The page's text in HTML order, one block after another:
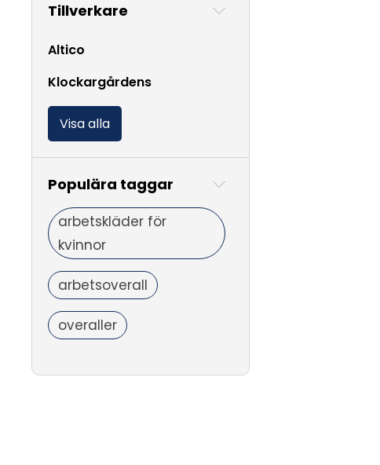
Tillverkare
Altico
Klockargårdens
Visa alla
Populära taggar
arbetskläder för
kvinnor
arbetsoverall
overaller